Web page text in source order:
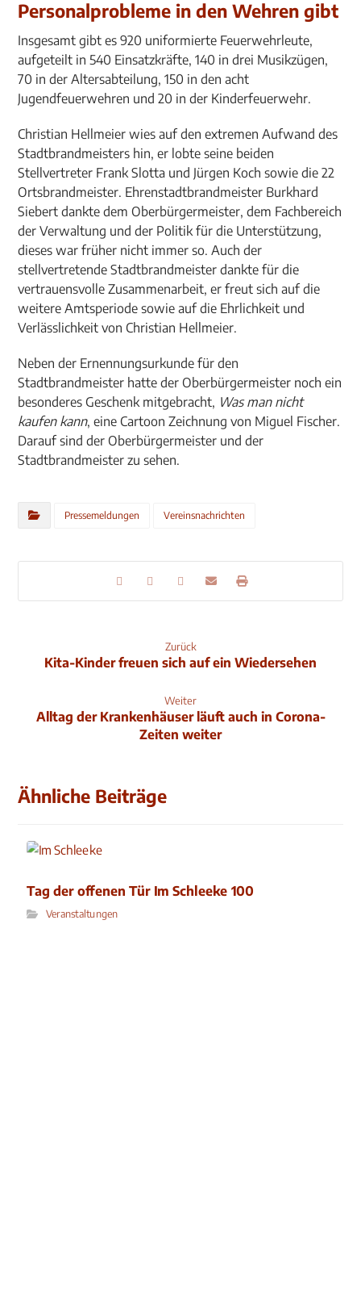
Personalprobleme in den Wehren gibt
Insgesamt gibt es 920 uniformierte Feuerwehrleute,
aufgeteilt in 540 Einsatzkräfte, 140 in drei Musikzügen,
70 in der Altersabteilung, 150 in den acht
Jugendfeuerwehren und 20 in der Kinderfeuerwehr.
Christian Hellmeier wies auf den extremen Aufwand des
Stadtbrandmeisters hin, er lobte seine beiden
Stellvertreter Frank Slotta und Jürgen Koch sowie die 22
Ortsbrandmeister. Ehrenstadtbrandmeister Burkhard
Siebert dankte dem Oberbürgermeister, dem Fachbereich
der Verwaltung und der Politik für die Unterstützung,
dieses war früher nicht immer so. Auch der
stellvertretende Stadtbrandmeister dankte für die
vertrauensvolle Zusammenarbeit, er freut sich auf die
weitere Amtsperiode sowie auf die Ehrlichkeit und
Verlässlichkeit von Christian Hellmeier.
Neben der Ernennungsurkunde für den
Stadtbrandmeister hatte der Oberbürgermeister noch ein
besonderes Geschenk mitgebracht, Was man nicht
kaufen kann, eine Cartoon Zeichnung von Miguel Fischer.
Darauf sind der Oberbürgermeister und der
Stadtbrandmeister zu sehen.
Pressemeldungen Vereinsnachrichten
Zurück
Kita-Kinder freuen sich auf ein Wiedersehen
Weiter
Alltag der Krankenhäuser läuft auch in Corona-
Zeiten weiter
Ähnliche Beiträge
Tag der offenen Tür Im Schleeke 100
Veranstaltungen